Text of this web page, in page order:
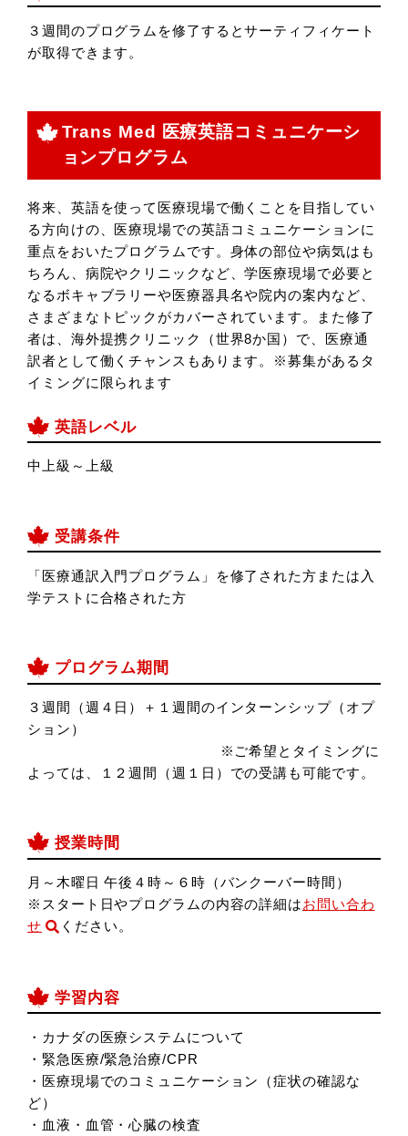
３週間のプログラムを修了するとサーティフィケート
が取得できます。
Trans Med 医療英語コミュニケーシ
ョンプログラム
将来、英語を使って医療現場で働くことを目指してい
る方向けの、医療現場での英語コミュニケーションに
重点をおいたプログラムです。身体の部位や病気はも
ちろん、病院やクリニックなど、学医療現場で必要と
なるボキャブラリーや医療器具名や院内の案内など、
さまざまなトピックがカバーされています。また修了
者は、海外提携クリニック（世界8か国）で、医療通
訳者として働くチャンスもあります。※募集があるタ
イミングに限られます
英語レベル
中上級～上級
受講条件
「医療通訳入門プログラム」を修了された方または入
学テストに合格された方
プログラム期間
３週間（週４日）＋１週間のインターンシップ（オプ
ション）
※ご希望とタイミングに
よっては、１２週間（週１日）での受講も可能です。
授業時間
月～木曜日 午後４時～６時（バンクーバー時間）
※スタート日やプログラムの内容の詳細はお問い合わ
せ
ください。
学習内容
・カナダの医療システムについて
・緊急医療/緊急治療/CPR
・医療現場でのコミュニケーション（症状の確認な
ど）
・血液・血管・心臓の検査